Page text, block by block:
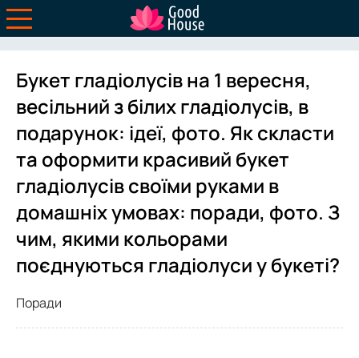
Букет гладіолусів на 1 вересня,
весільний з білих гладіолусів, в
подарунок: ідеї, фото. Як скласти
та оформити красивий букет
гладіолусів своїми руками в
домашніх умовах: поради, фото. З
чим, якими кольорами
поєднуються гладіолуси у букеті?
Поради